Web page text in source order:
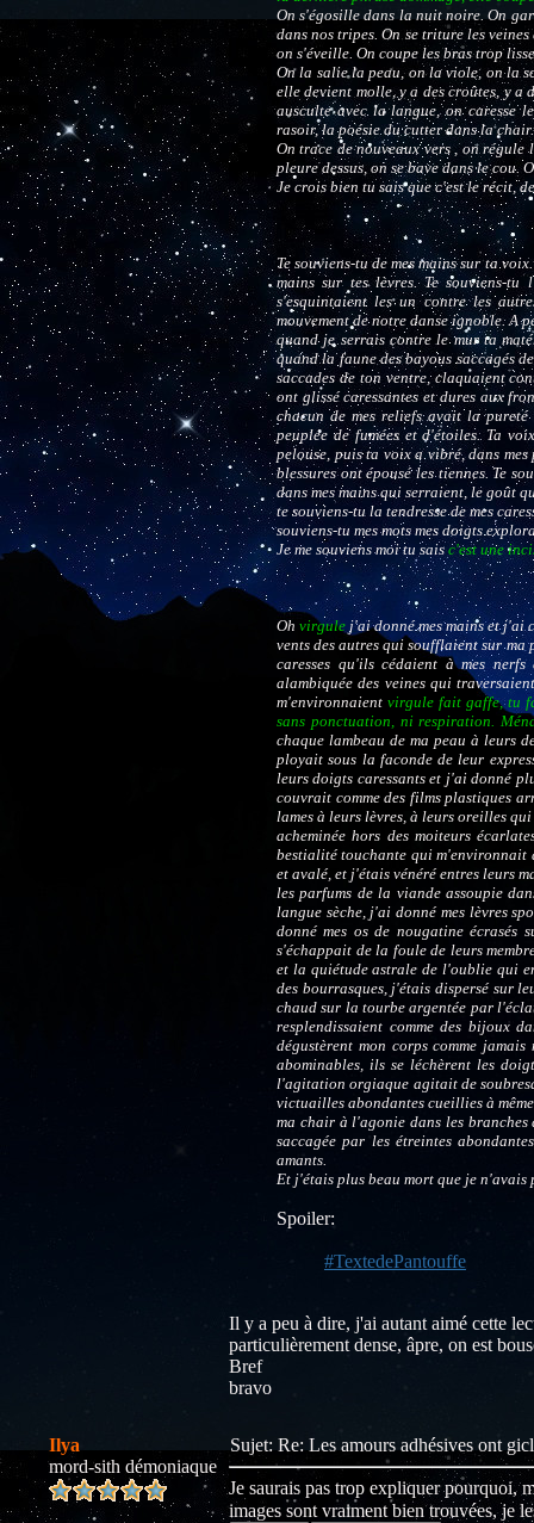
On s'égosille dans la nuit noire. On
dans nos tripes. On se triture les
on s'éveille. On coupe les bras trop
On la salie la peau, on la viole, on la
elle devient molle, y a des croûtes, y a
ausculte avec la langue, on caresse
rasoir, la poésie du cutter dans la
On trace de nouveaux vers , on
pleure dessus, on se bave dans le cou.
Je crois bien tu sais que c'est le récit,
Te souviens-tu de mes mains sur ta
mains sur tes lèvres. Te souviens-
s'esquintaient les un contre les
mouvement de notre danse ignoble. A
quand je serrais contre le mur ta
quand la faune des bayous saccagés
saccades de ton ventre, claquaient
ont glissé caressantes et dures aux
chacun de mes reliefs avait la
peuplée de fumées et d'étoiles. Ta
pelouse, puis ta voix a vibré, dans
blessures ont épousé les tiennes. Te
dans mes mains qui serraient, le goût
te souviens-tu la tendresse de mes
souviens-tu mes mots mes doigts
Je me souviens moi tu sais c'est une
Oh virgule j'ai donné mes mains et j'ai
vents des autres qui soufflaient sur ma
caresses qu'ils cédaient à mes
alambiquée des veines qui
m'environnaient virgule fait gaffe, tu
sans ponctuation, ni respiration.
chaque lambeau de ma peau à leurs
ployait sous la faconde de leur
leurs doigts caressants et j'ai donné
couvrait comme des films plastiques
lames à leurs lèvres, à leurs oreilles
acheminée hors des moiteurs
bestialité touchante qui m'environnait
et avalé, et j'étais vénéré entres leurs
les parfums de la viande assoupie
langue sèche, j'ai donné mes lèvres
donné mes os de nougatine
s'échappait de la foule de leurs
et la quiétude astrale de l'oublie qui
des bourrasques, j'étais dispersé sur
chaud sur la tourbe argentée par
resplendissaient comme des bijoux
dégustèrent mon corps comme
abominables, ils se léchèrent les
l'agitation orgiaque agitait de
victuailles abondantes cueillies à
ma chair à l'agonie dans les branches
saccagée par les étreintes
amants.
Et j'étais plus beau mort que je n'avais
Spoiler:
#TextedePantouffe
Il y a peu à dire, j'ai autant aimé cette
particulièrement dense, âpre, on est
Bref
bravo
Ilya
mord-sith démoniaque
Sujet: Re: Les amours adhésives ont
Je saurais pas trop expliquer pourquoi,
images sont vraiment bien trouvées, je